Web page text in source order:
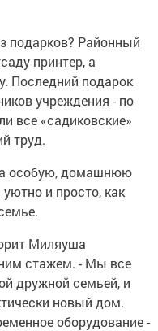
подарков? Районный
принтер, а
Последний подарок
учреждения - по
все «садиковские»
труд.
особую, домашнюю
и просто, как
Миляуша
стажем. - Мы все
дружной семьей, и
новый дом.
оборудование -